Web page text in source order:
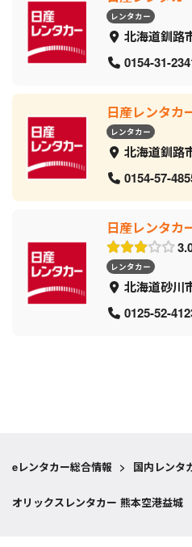
レンタカー
北海道釧路
0154-31-
日産レンタカ
レンタカー
北海道釧路
0154-57-
日産レンタカ
レンタカー
北海道砂川
0125-52-
eレンタカー総合情報 > 国内レンタ
オリックスレンタカー 熊本空港益城